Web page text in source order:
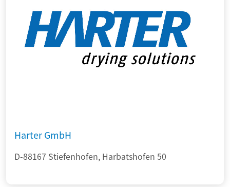
Harter GmbH
D-88167 Stiefenhofen, Harbatshofen 50